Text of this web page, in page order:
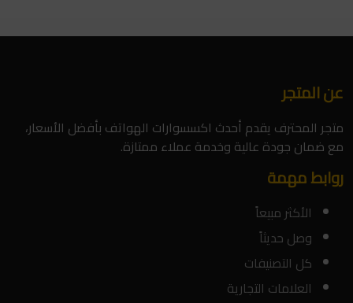
عن المتجر
متجر المحترف يقدم أحدث اكسسوارات الهواتف بأفضل الأسعار،
مع ضمان جودة عالية وخدمة عملاء ممتازة.
روابط مهمة
الأكثر مبيعاً
وصل حديثاً
كل التصنيفات
العلامات التجارية